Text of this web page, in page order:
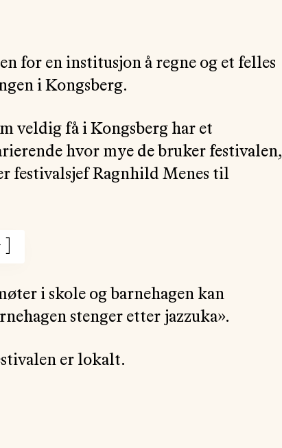
for en institusjon å regne og et felles
i Kongsberg.
veldig få i Kongsberg har et
hvor mye de bruker festivalen,
festivalsjef Ragnhild Menes til
i skole og barnehagen kan
stenger etter jazzuka».
er lokalt.